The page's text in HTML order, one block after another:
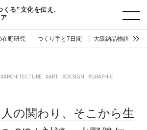
る”文化を伝え、
在野研究 つくり手と7日間 大阪納品物語
#ARCHITECTURE #ART #DESIGN #GRAPHIC
の関わり、そこから生